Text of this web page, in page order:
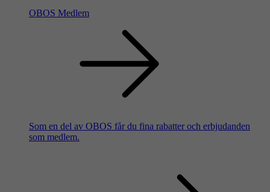
OBOS Medlem
Som en del av OBOS får du fina rabatter och erbjudanden
som medlem.